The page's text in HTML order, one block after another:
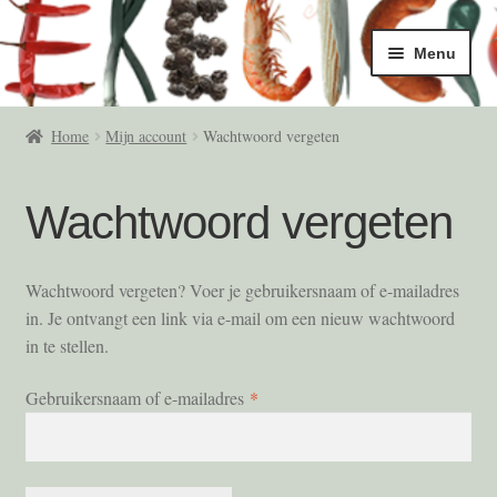
Ga
door
naar
navigatie
Ga
naar
de
inhoud
Menu
Home
Masterclasses
Afrekenen
Algemene Voorwaarden
Contact
Deelnemers
Home Mijn account Wachtwoord vergeten
Wachtwoord vergeten
Wachtwoord vergeten? Voer je gebruikersnaam of e-mailadres
in. Je ontvangt een link via e-mail om een nieuw wachtwoord
in te stellen.
Gebruikersnaam of e-mailadres *Vereist